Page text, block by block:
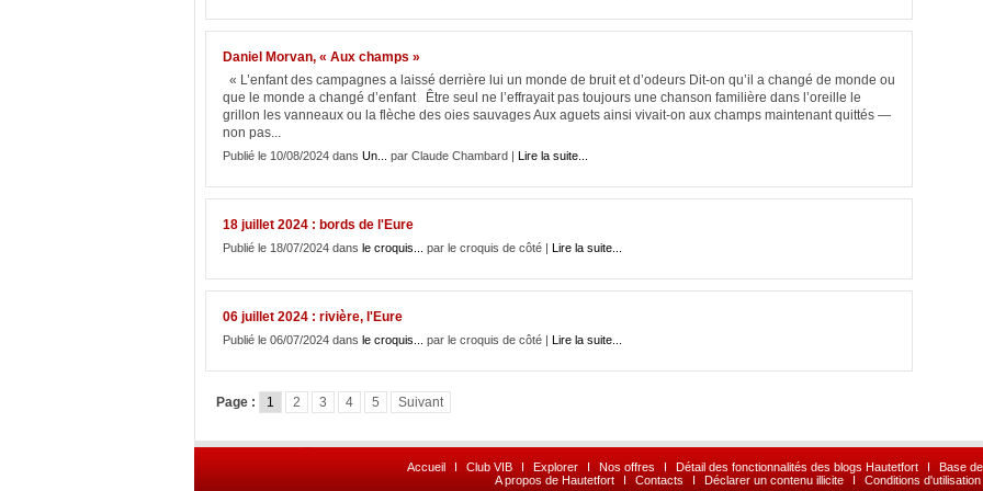
Daniel Morvan, « Aux champs »
« L’enfant des campagnes a laissé derrière lui un monde de bruit et d’odeurs Dit-on qu’il a changé de monde ou
que le monde a changé d’enfant Être seul ne l’effrayait pas toujours une chanson familière dans l’oreille le
grillon les vanneaux ou la flèche des oies sauvages Aux aguets ainsi vivait-on aux champs maintenant quittés —
non pas...
Publié le 10/08/2024 dans Un... par Claude Chambard | Lire la suite...
18 juillet 2024 : bords de l'Eure
Publié le 18/07/2024 dans le croquis... par le croquis de côté | Lire la suite...
06 juillet 2024 : rivière, l'Eure
Publié le 06/07/2024 dans le croquis... par le croquis de côté | Lire la suite...
Page : 1 2 3 4 5 Suivant
Accueil I Club VIB I Explorer I Nos offres I Détail des fonctionnalités des blogs Hautetfort I
Base
A propos de Hautetfort
I Contacts I Déclarer un contenu illicite I Conditions d'utilisation